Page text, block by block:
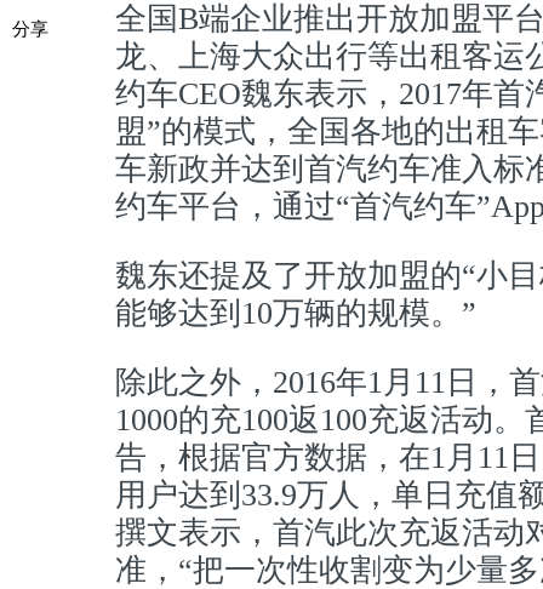
分享
全国B端企业推出开放加盟平
龙、上海大众出行等出租客运
约车CEO魏东表示，2017年首
盟”的模式，全国各地的出租
车新政并达到首汽约车准入标
约车平台，通过“首汽约车
魏东还提及了开放加盟的“小
能够达到10万辆的规模。”
除此之外，2016年1月11日，
1000的充100返100充返活动
告，根据官方数据，在1月11
用户达到33.9万人，单日充值
撰文表示，首汽此次充返活动
准，“把一次性收割变为少量